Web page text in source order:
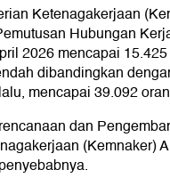
Ketenagakerjaan
Hubungan
2026 mencapai
dibandingkan
mencapai 39.092
dan
(Kemnaker)